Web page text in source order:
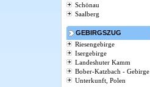
Schönau
Saalberg
GEBIRGSZUG
Riesengebirge
Isergebirge
Landeshuter Kamm
Bober-Katzbach - Gebirge
Unterkunft, Polen